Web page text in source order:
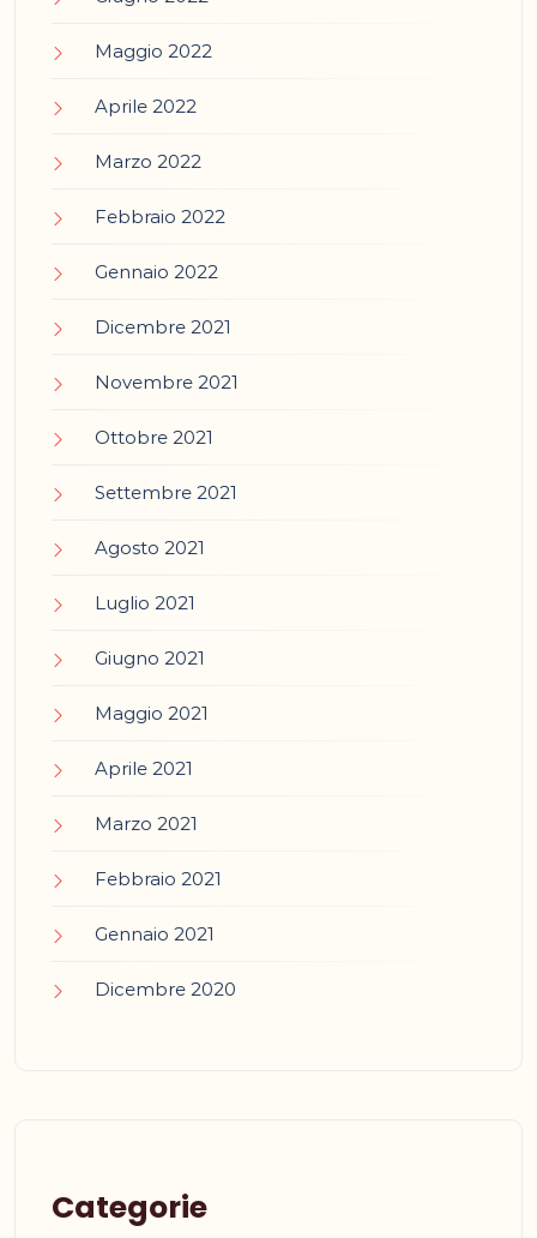
Maggio 2022
Aprile 2022
Marzo 2022
Febbraio 2022
Gennaio 2022
Dicembre 2021
Novembre 2021
Ottobre 2021
Settembre 2021
Agosto 2021
Luglio 2021
Giugno 2021
Maggio 2021
Aprile 2021
Marzo 2021
Febbraio 2021
Gennaio 2021
Dicembre 2020
Categorie